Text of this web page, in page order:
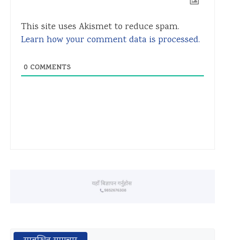
This site uses Akismet to reduce spam.
Learn how your comment data is processed.
0 COMMENTS